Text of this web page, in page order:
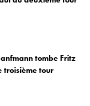
tombe Fritz
troisième tour